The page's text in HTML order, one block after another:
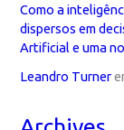
Como a
dispersos em
Artificial e uma
Leandro Turner